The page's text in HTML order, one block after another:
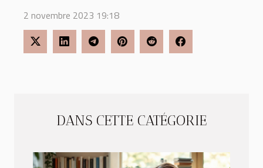
DANS CETTE CATÉGORIE
2 novembre 2023 19:18